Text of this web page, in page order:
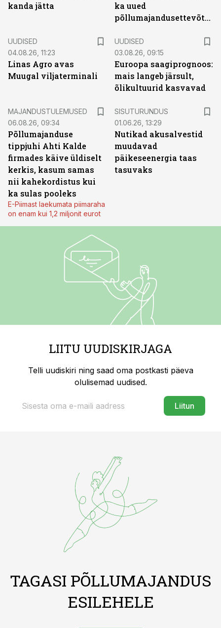
kanda jätta
ka uued
põllumajandusettevõtted
UUDISED
04.08.26, 11:23
Linas Agro avas
Muugal viljaterminali
UUDISED
03.08.26, 09:15
Euroopa saagiprognoos:
mais langeb järsult,
õlikultuurid kasvavad
MAJANDUSTULEMUSED
06.08.26, 09:34
Põllumajanduse
tippjuhi Ahti Kalde
firmades käive üldiselt
kerkis, kasum samas
nii kahekordistus kui
ka sulas pooleks
E-Piimast laekumata piimaraha
on enam kui 1,2 miljonit eurot
SISUTURUNDUS
01.06.26, 13:29
Nutikad akusalvestid
muudavad
päikeseenergia taas
tasuvaks
LIITU UUDISKIRJAGA
Telli uudiskiri ning saad oma postkasti päeva
olulisemad uudised.
Liitun
TAGASI PÕLLUMAJANDUS
ESILEHELE